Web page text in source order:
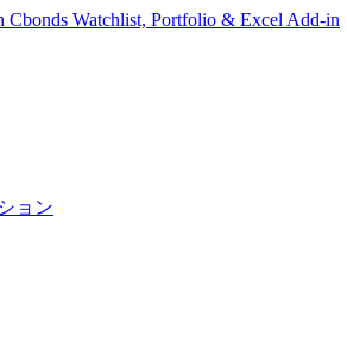
Watchlist, Portfolio & Excel Add-in
ョン